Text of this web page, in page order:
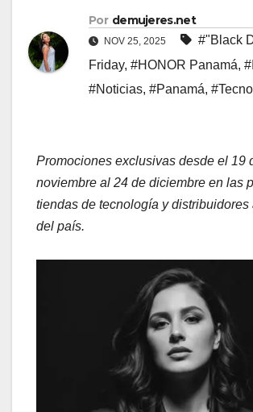
Por demujeres.net
NOV 25, 2025 #"Black
Friday, #HONOR Panamá,
#Noticias, #Panamá,
Promociones exclusivas desde el 19
noviembre al 24 de diciembre en las
tiendas de tecnología y distribuidores
del país.